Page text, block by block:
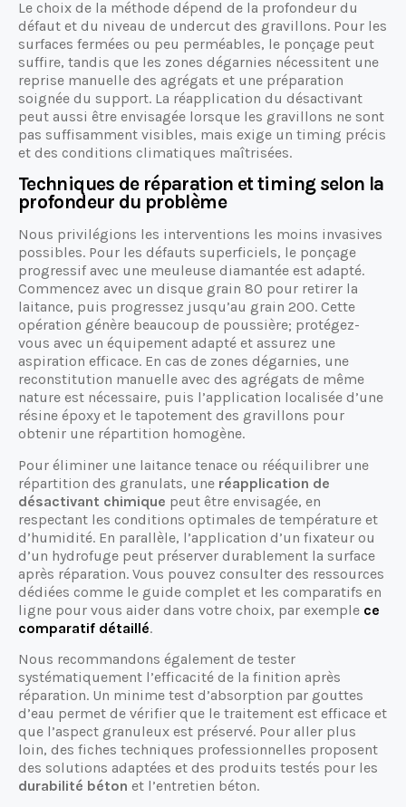
Le choix de la méthode dépend de la profondeur du
défaut et du niveau de undercut des gravillons. Pour les
surfaces fermées ou peu perméables, le ponçage peut
suffire, tandis que les zones dégarnies nécessitent une
reprise manuelle des agrégats et une préparation
soignée du support. La réapplication du désactivant
peut aussi être envisagée lorsque les gravillons ne sont
pas suffisamment visibles, mais exige un timing précis
et des conditions climatiques maîtrisées.
Techniques de réparation et timing selon la
profondeur du problème
Nous privilégions les interventions les moins invasives
possibles. Pour les défauts superficiels, le ponçage
progressif avec une meuleuse diamantée est adapté.
Commencez avec un disque grain 80 pour retirer la
laitance, puis progressez jusqu’au grain 200. Cette
opération génère beaucoup de poussière; protégez-
vous avec un équipement adapté et assurez une
aspiration efficace. En cas de zones dégarnies, une
reconstitution manuelle avec des agrégats de même
nature est nécessaire, puis l’application localisée d’une
résine époxy et le tapotement des gravillons pour
obtenir une répartition homogène.
Pour éliminer une laitance tenace ou rééquilibrer une
répartition des granulats, une réapplication de
désactivant chimique peut être envisagée, en
respectant les conditions optimales de température et
d’humidité. En parallèle, l’application d’un fixateur ou
d’un hydrofuge peut préserver durablement la surface
après réparation. Vous pouvez consulter des ressources
dédiées comme le guide complet et les comparatifs en
ligne pour vous aider dans votre choix, par exemple ce
comparatif détaillé.
Nous recommandons également de tester
systématiquement l’efficacité de la finition après
réparation. Un minime test d’absorption par gouttes
d’eau permet de vérifier que le traitement est efficace et
que l’aspect granuleux est préservé. Pour aller plus
loin, des fiches techniques professionnelles proposent
des solutions adaptées et des produits testés pour les
durabilité béton et l’entretien béton.